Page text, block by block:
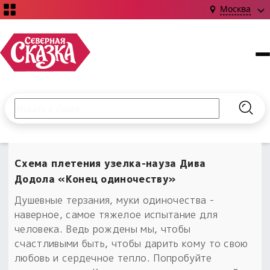
Москва
Книги
Издания о Славянской культуре и ведовстве
Коллекции
Наборы для курсов и книг
Обереги славян нательные
Сказки
Гадание
Магия
Библиография
С чего начать?
Материалы
Для алтаря
Расходные материалы
Новинки ›
Готовые заговоры
Для чего:
Введите текст и нажмите кнопку «Найти», чтобы
Схема плетения узелка-науза Дива
Додола «Конец одиночеству»
Душевные терзания, муки одиночества -
наверное, самое тяжелое испытание для
человека. Ведь рождены мы, чтобы
счастливыми быть, чтобы дарить кому то свою
любовь и сердечное тепло. Попробуйте